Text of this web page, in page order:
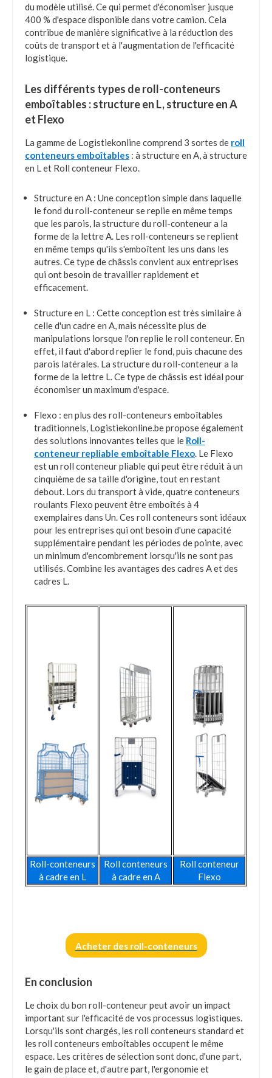
du modèle utilisé. Ce qui permet d'économiser jusque
400 % d'espace disponible dans votre camion. Cela
contribue de manière significative à la réduction des
coûts de transport et à l'augmentation de l'efficacité
logistique.
Les différents types de roll-conteneurs
emboîtables : structure en L, structure en A
et Flexo
La gamme de Logistiekonline comprend 3 sortes de roll
conteneurs emboîtables : à structure en A, à structure
en L et Roll conteneur Flexo.
Structure en A : Une conception simple dans laquelle
le fond du roll-conteneur se replie en même temps
que les parois, la structure du roll-conteneur a la
forme de la lettre A. Les roll-conteneurs se replient
en même temps qu'ils s'emboîtent les uns dans les
autres. Ce type de châssis convient aux entreprises
qui ont besoin de travailler rapidement et
efficacement.
Structure en L : Cette conception est très similaire à
celle d'un cadre en A, mais nécessite plus de
manipulations lorsque l'on replie le roll conteneur. En
effet, il faut d'abord replier le fond, puis chacune des
parois latérales. La structure du roll-conteneur a la
forme de la lettre L. Ce type de châssis est idéal pour
économiser un maximum d'espace.
Flexo : en plus des roll-conteneurs emboîtables
traditionnels, Logistiekonline.be propose également
des solutions innovantes telles que le Roll-
conteneur repliable emboîtable Flexo. Le Flexo
est un roll conteneur pliable qui peut être réduit à un
cinquième de sa taille d'origine, tout en restant
debout. Lors du transport à vide, quatre conteneurs
roulants Flexo peuvent être emboîtés à 4
exemplaires dans Un. Ces roll conteneurs sont idéaux
pour les entreprises qui ont besoin d'une capacité
supplémentaire pendant les périodes de pointe, avec
un minimum d'encombrement lorsqu'ils ne sont pas
utilisés. Combine les avantages des cadres A et des
cadres L.
Roll-conteneurs
à cadre en L
Roll conteneurs
à cadre en A
Roll conteneur
Flexo
Acheter des roll-conteneurs
En conclusion
Le choix du bon roll-conteneur peut avoir un impact
important sur l'efficacité de vos processus logistiques.
Lorsqu'ils sont chargés, les roll conteneurs standard et
les roll conteneurs emboîtables occupent le même
espace. Les critères de sélection sont donc, d'une part,
le gain de place et, d'autre part, l'ergonomie et